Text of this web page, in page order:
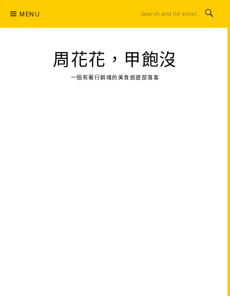
content
MENU
周花花，甲飽沒
一個有著行銷魂的美食旅遊部落客